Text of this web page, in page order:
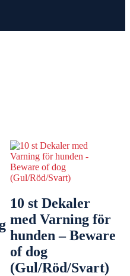
10 st Dekaler
med Varning för
hunden – Beware
of dog
(Gul/Röd/Svart)